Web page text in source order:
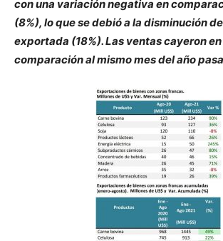
con una variación negativa en
(8%), lo que se debió a la disminución
exportada (18%). Las ventas cayeron
comparación al mismo mes del año